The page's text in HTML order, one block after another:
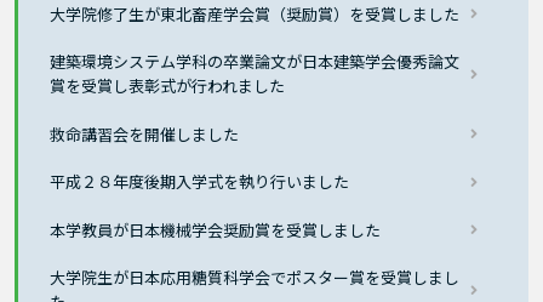
大学院修了生が東北畜産学会賞（奨励賞）を受賞しました
建築環境システム学科の卒業論文が日本建築学会優秀論文
賞を受賞し表彰式が行われました
救命講習会を開催しました
平成２８年度後期入学式を執り行いました
本学教員が日本機械学会奨励賞を受賞しました
大学院生が日本応用糖質科学会でポスター賞を受賞しまし